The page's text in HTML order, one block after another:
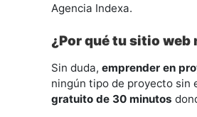
Agencia Indexa.
¿Por qué tu sitio web
Sin duda, emprender en
ningún tipo de proyecto sin
gratuito de 30 minutos